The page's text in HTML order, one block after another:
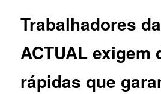
Trabalhadores
ACTUAL exigem
rápidas que